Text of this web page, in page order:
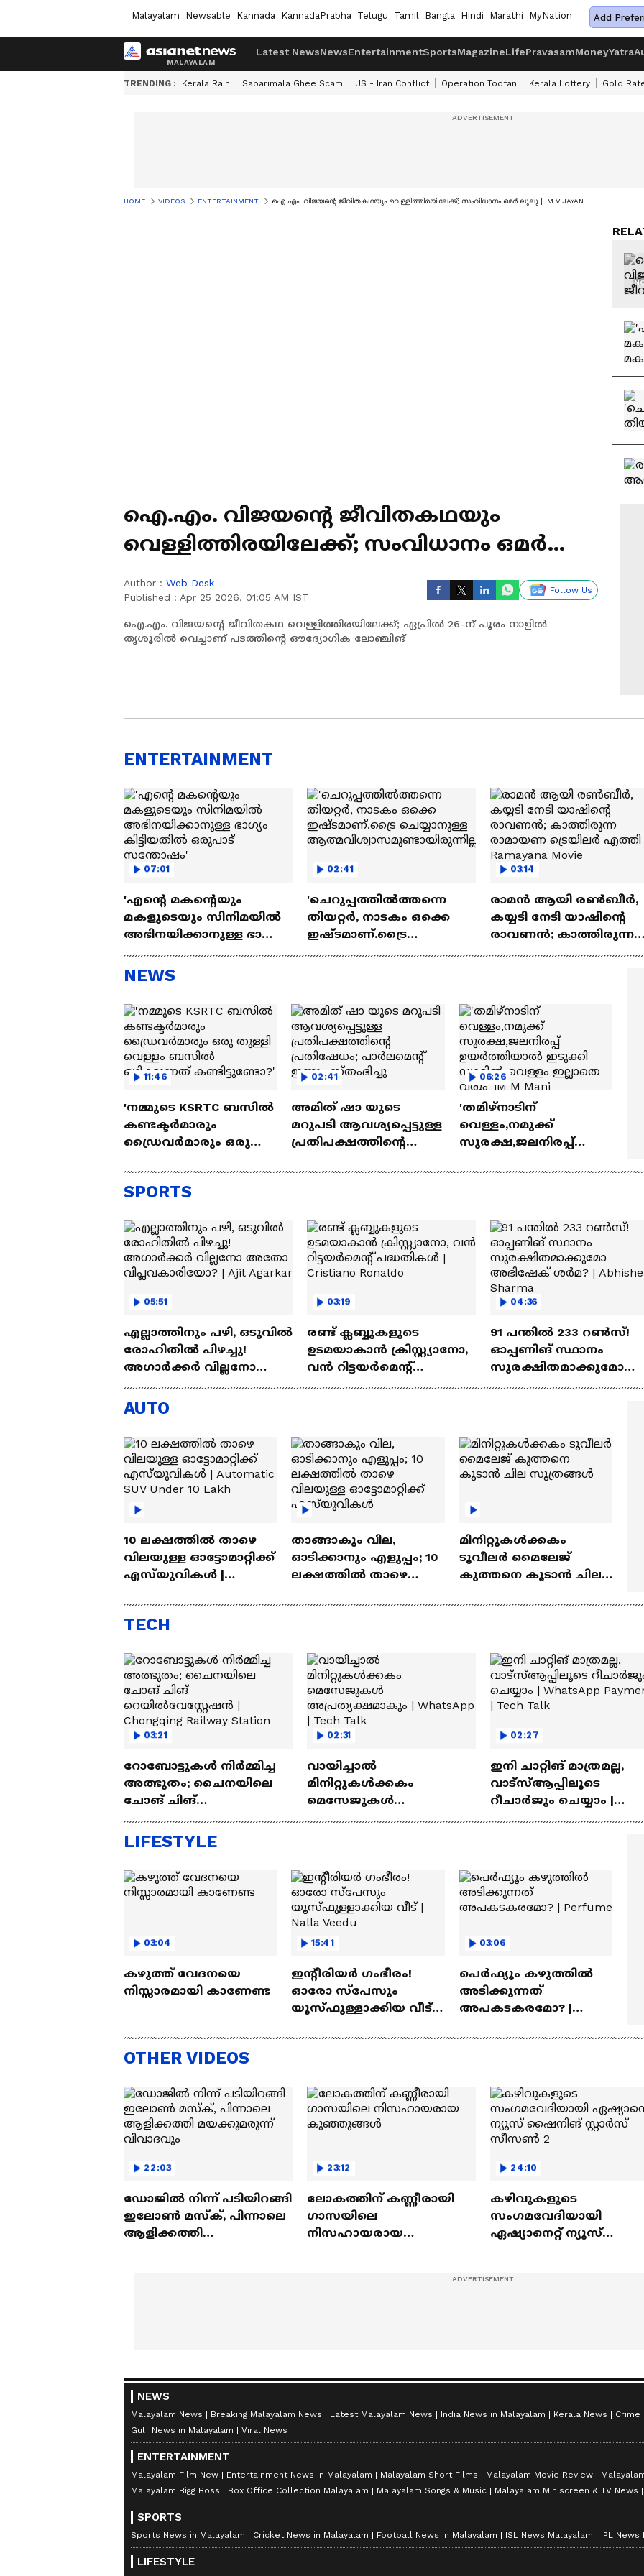
Malayalam Newsable Kannada KannadaPrabha Telugu Tamil Bangla Hindi Marathi MyNation Add
Latest NewsNewsEntertainmentSportsMagazineLifePravasamMoneyYatra
TRENDING : Kerala Rain Sabarimala Ghee Scam US - Iran Conflict Operation Toofan Kerala Lottery Gold
HOME VIDEOS ENTERTAINMENT ഐ.എം. വിജയന്റെ ജീവിതകഥയും വെള്ളിത്തിരയിലേക്ക്; സംവിധാനം ഒമർ ലുലു | IM VIJAYAN
ഐ.എം. വിജയന്റെ ജീവിതകഥയും
വെള്ളിത്തിരയിലേക്ക്; സംവിധാനം ഒമർ
Author : Web Desk
Published : Apr 25 2026, 01:05 AM IST
Follow Us
ഐ.എം. വിജയന്റെ ജീവിതകഥ വെള്ളിത്തിരയിലേക്ക്; ഏപ്രിൽ 26-ന് പൂരം നാളിൽ
തൃശൂരിൽ വെച്ചാണ് പടത്തിന്റെ ഔദ്യോഗിക ലോഞ്ചിങ്
ENTERTAINMENT
07:01
'എന്റെ മകന്റെയും
മകളുടെയും സിനിമയിൽ
അഭിനയിക്കാനുള്ള ഭാഗ്യം
കിട്ടിയതിൽ ഒരുപാട്
സന്തോഷം'
02:41
'ചെറുപ്പത്തിൽത്തന്നെ
തിയറ്റർ, നാടകം ഒക്കെ
ഇഷ്ടമാണ്.ട്രൈ
ചെയ്യാനുള്ള
03:14
രാമന്‍ ആയി രൺബീർ,
കയ്യടി നേടി യാഷിന്റെ
രാവണൻ; കാത്തിരുന്ന
രാമായണ ട്രെയിലർ
NEWS
11:46
'നമ്മുടെ KSRTC ബസിൽ
കണ്ടക്ടർമാരും
ഡ്രൈവർമാരും ഒരു
ഒഴിക്കുന്നത്
കണ്ടിട്ടുണ്ടോ?'
02:41
അമിത് ഷാ യുടെ
മറുപടി ആവശ്യപ്പെട്ടുള്ള
പ്രതിപക്ഷത്തിൻ്റെ
ഇന്നും സ്തംഭിച്ചു
06:26
'തമിഴ്നാടിന്
വെള്ളം,നമുക്ക്
സുരക്ഷ,ജലനിരപ്പ്
ഡാമിൽ വെള്ളം
SPORTS
05:51
എല്ലാത്തിനും പഴി, ഒടുവില്‍
രോഹിതില്‍ പിഴച്ചു!
അഗാര്‍ക്കർ വില്ലനോ
അതോ വിപ്ലവകാരിയോ? |
Ajit Agarkar
03:19
രണ്ട്‌ ക്ലബ്ബുകളുടെ
ഉടമയാകാന്‍ ക്രിസ്റ്റ്യാനോ,
വന്‍ റിട്ടയര്‍മെന്റ്‌
പദ്ധതികള്‍ | Cristiano
04:36
91 പന്തില്‍ 233 റണ്‍സ്!
ഓപ്പണിങ് സ്ഥാനം
സുരക്ഷിതമാക്കുമോ
അഭിഷേക് ശർമ? |
AUTO
10 ലക്ഷത്തിൽ താഴെ
വിലയുള്ള ഓട്ടോമാറ്റിക്ക്
എസ്‍യുവികൾ |
Lakh
താങ്ങാകും വില,
ഓടിക്കാനും എളുപ്പം; 10
ലക്ഷത്തിൽ താഴെ
എസ്‍യുവികൾ
മിനിറ്റുകൾക്കകം
ടൂവീലർ മൈലേജ്
കുത്തനെ കൂടാൻ ചില
TECH
03:21
റോബോട്ടുകൾ നിർമ്മിച്ച
അത്ഭുതം; ചൈനയിലെ
ചോങ് ചിങ്
Chongqing Railway Station
02:31
വായിച്ചാൽ
മിനിറ്റുകൾക്കകം
മെസേജുകള്‍
02:27
ഇനി ചാറ്റിങ് മാത്രമല്ല,
വാട്‌സ്‌ആപ്പിലൂടെ
റീചാർജും ചെയ്യാം |
LIFESTYLE
03:04
കഴുത്ത് വേദനയെ
നിസ്സാരമായി കാണേണ്ട
15:41
ഇന്റീരിയർ ഗംഭീരം!
ഓരോ സ്‌പേസും
യൂസ്ഫുള്ളാക്കിയ വീട് |
03:06
പെർഫ്യൂം കഴുത്തിൽ
അടിക്കുന്നത്
അപകടകരമോ? |
OTHER VIDEOS
22:03
ഡോജിൽ നിന്ന് പടിയിറങ്ങി
ഇലോൺ മസ്ക്, പിന്നാലെ
ആളിക്കത്തി
23:12
ലോകത്തിന് കണ്ണീരായി
ഗാസയിലെ
നിസഹായരായ
24:10
കഴിവുകളുടെ
സംഗമവേദിയായി
ഏഷ്യാനെറ്റ് ന്യൂസ്
NEWS
Malayalam News Breaking Malayalam News Latest Malayalam News India News in Malayalam Kerala News Crime
Gulf News in Malayalam
Viral News
ENTERTAINMENT
Malayalam Film New Entertainment News in Malayalam Malayalam Short Films Malayalam Movie Review
Malayalam Bigg Boss
Box Office Collection Malayalam Malayalam Songs & Music Malayalam Miniscreen & TV News
SPORTS
Sports News in Malayalam Cricket News in Malayalam Football News in Malayalam ISL News Malayalam IPL News
LIFESTYLE